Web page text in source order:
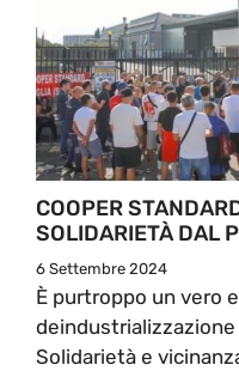
COOPER
SOLIDARIETÀ DAL
6 Settembre 2024
È purtroppo un vero
Solidarietà e